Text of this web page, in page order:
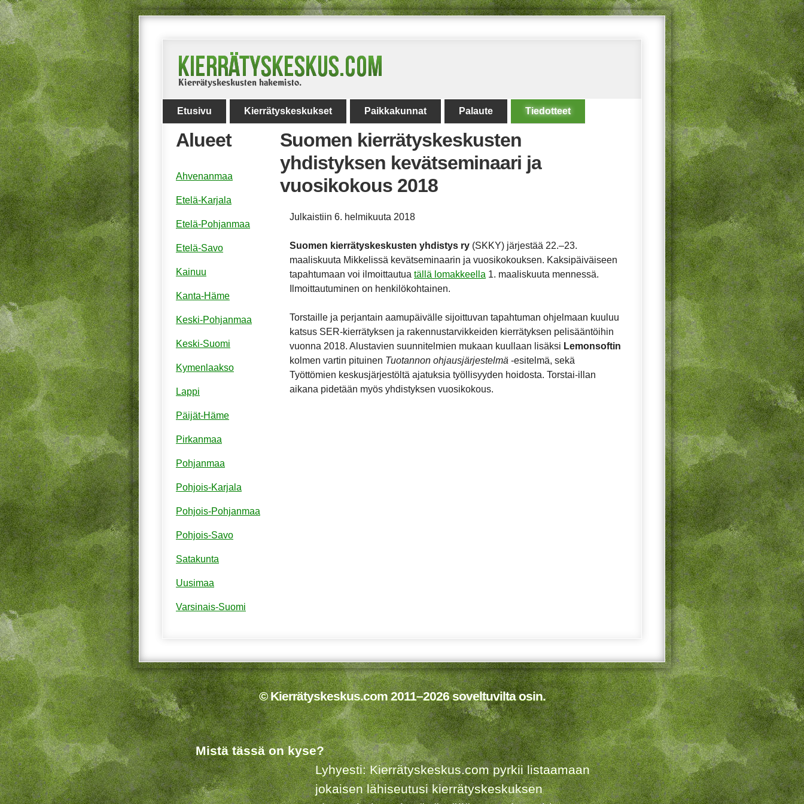
Etusivu Kierrätyskeskukset Paikkakunnat Palaute Tiedotteet
Suomen kierrätyskeskusten
yhdistyksen kevätseminaari ja
vuosikokous 2018
Julkaistiin 6. helmikuuta 2018
Suomen kierrätyskeskusten yhdistys ry (SKKY) järjestää 22.–23.
maaliskuuta Mikkelissä kevätseminaarin ja vuosikokouksen. Kaksipäiväiseen
tapahtumaan voi ilmoittautua tällä lomakkeella 1. maaliskuuta mennessä.
Ilmoittautuminen on henkilökohtainen.
Torstaille ja perjantain aamupäivälle sijoittuvan tapahtuman ohjelmaan kuuluu
katsus SER-kierrätyksen ja rakennustarvikkeiden kierrätyksen pelisääntöihin
vuonna 2018. Alustavien suunnitelmien mukaan kuullaan lisäksi Lemonsoftin
kolmen vartin pituinen Tuotannon ohjausjärjestelmä -esitelmä, sekä
Työttömien keskusjärjestöltä ajatuksia työllisyyden hoidosta. Torstai-illan
aikana pidetään myös yhdistyksen vuosikokous.
Alueet
Ahvenanmaa
Etelä-Karjala
Etelä-Pohjanmaa
Etelä-Savo
Kainuu
Kanta-Häme
Keski-Pohjanmaa
Keski-Suomi
Kymenlaakso
Lappi
Päijät-Häme
Pirkanmaa
Pohjanmaa
Pohjois-Karjala
Pohjois-Pohjanmaa
Pohjois-Savo
Satakunta
Uusimaa
Varsinais-Suomi
© Kierrätyskeskus.com 2011–2026 soveltuvilta osin.
Mistä tässä on kyse?
Lyhyesti: Kierrätyskeskus.com pyrkii listaamaan
jokaisen lähiseutusi kierrätyskeskuksen